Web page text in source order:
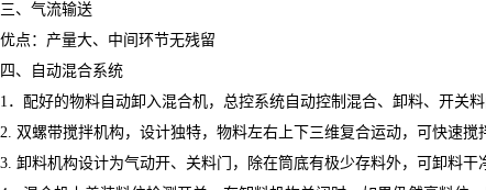
三、气流输送
优点：产量大、中间环节无残留
四、自动混合系统
1．配好的物料自动卸入混合机，总控系统自动控制混合、卸料、开关
2. 双螺带搅拌机构，设计独特，物料左右上下三维复合运动，可快速搅
3. 卸料机构设计为气动开、关料门，除在筒底有极少存料外，可卸料干